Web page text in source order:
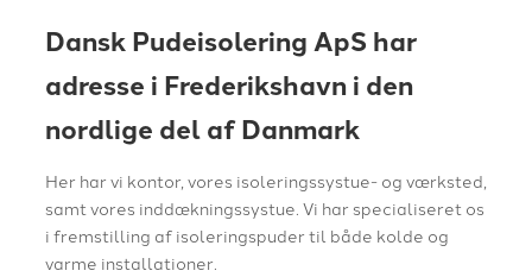
Dansk Pudeisolering ApS har
adresse i Frederikshavn i den
nordlige del af Danmark
Her har vi kontor, vores isoleringssystue- og værksted,
samt vores inddækningssystue. Vi har specialiseret os
i fremstilling af isoleringspuder til både kolde og
varme installationer.